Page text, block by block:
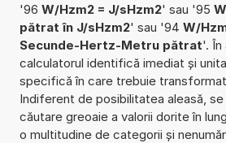
'96 W/Hzm2 = J/sHzm2' sau '95
pătrat în J/sHzm2' sau '94 W/
Secunde-Hertz-Metru pătrat'. În
calculatorul identifică imediat și
specifică în care trebuie
Indiferent de posibilitatea aleasă,
căutare greoaie a valorii dorite în
o multitudine de categorii și